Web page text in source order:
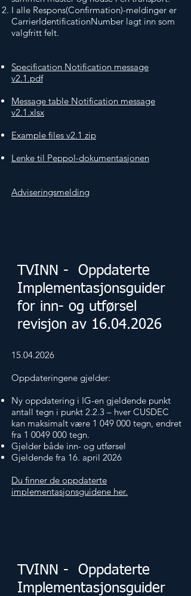
I alle Respons(Confirmation)-meldinger er
CarrierIdentificationNumber lagt inn som
valgfritt felt.
​​Specification Notification message
v2.1.pdf
Message table Notification message
v2.1.xlsx
Example files v2.1 zip
Lenke til Peppol-dokumentasjonen
Adviseringsmelding
TVINN - Oppdaterte
Implementasjonsguider
for inn- og utførsel
revisjon av 16.04.2026
15.04.2026
​Oppdateringene gjelder:
Ny oppdatering i IG-en gjeldende punkt
antall tegn i punkt 2.2.3 – hver CUSDEC
kan maksimalt være 1 049 000 tegn, endret
fra 1 0049 000 tegn.
Gjelder både inn- og utførsel
Gjeldende fra 16. april 2026
Du finner de oppdaterte
implementasjonsguidene her.
TVINN - Oppdaterte
Implementasjonsguider